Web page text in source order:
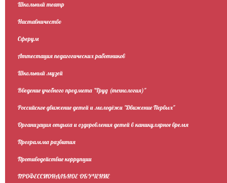
Школьный театр
Наставничество
Сферум
Аттестация педагогических работников
Школьный музей
Введение учебного предмета "Труд (технология)"
Российское движение детей и молодёжи "Движение Первых"
Организация отдыха и оздоровления детей в каникулярное время
Программа развития
Противодействие коррупции
ПРОФЕССИОНАЛЬНОЕ ОБУЧЕНИЕ